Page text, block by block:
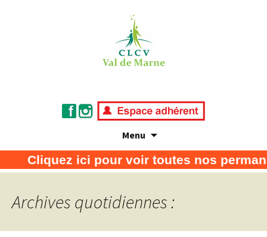
Menu
CLCV Val de Marne
Association de défense des consommateurs
et usagers
Cliquez ici pour voir toutes nos
Archives quotidiennes :